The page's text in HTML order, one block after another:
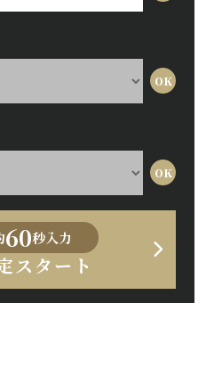
60秒入力
スタート